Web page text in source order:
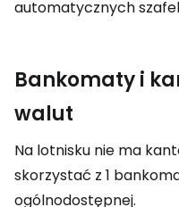
automatycznych
Bankomaty i
walut
Na lotnisku nie ma
skorzystać z 1
ogólnodostępnej.